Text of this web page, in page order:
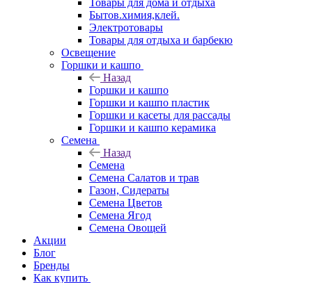
Товары для дома и отдыха
Бытов.химия,клей.
Электротовары
Товары для отдыха и барбекю
Освещение
Горшки и кашпо
Назад
Горшки и кашпо
Горшки и кашпо пластик
Горшки и касеты для рассады
Горшки и кашпо керамика
Семена
Назад
Семена
Семена Салатов и трав
Газон, Сидераты
Семена Цветов
Семена Ягод
Семена Овощей
Акции
Блог
Бренды
Как купить